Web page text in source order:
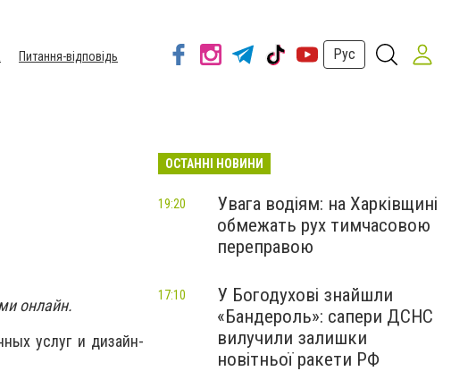
Питання-відповідь
Рус
онлайн.
услуг и дизайн-
ОСТАННІ НОВИНИ
Увага водіям: на Харківщині
обмежать рух тимчасовою
переправою
19:20
У Богодухові знайшли
«Бандероль»: сапери ДСНС
вилучили залишки
новітньої ракети РФ
17:10